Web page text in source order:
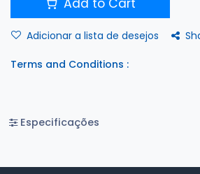
Add to Cart
Adicionar a lista de desejos
Terms and Conditions :
Especificações